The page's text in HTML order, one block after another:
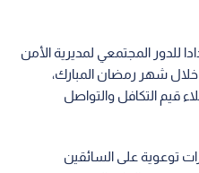
للدور المجتمعي لمديرية الأمن
خلال شهر رمضان المبارك،
قيم التكافل والتواصل
توعوية على السائقين